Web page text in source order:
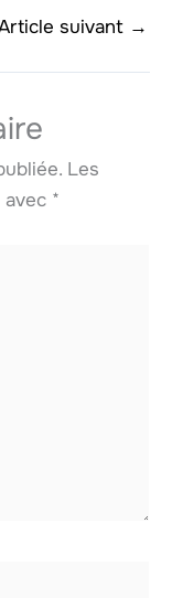
suivant →
Les
*